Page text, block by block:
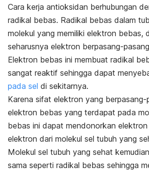
Cara kerja antioksidan berhubungan
radikal bebas. Radikal bebas dalam
molekul yang memiliki elektron bebas,
seharusnya elektron berpasang-
Elektron bebas ini membuat radikal
sangat reaktif sehingga dapat
pada sel di sekitarnya.
Karena sifat elektron yang berpasang-
elektron bebas yang terdapat pada
bebas ini dapat mendonorkan elektron
elektron dari molekul sel tubuh yang
Molekul sel tubuh yang sehat
sama seperti radikal bebas sehingga